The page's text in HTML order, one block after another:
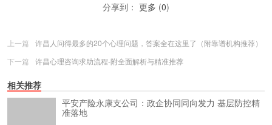
分享到： 更多 (0)
上一篇
许昌人问得最多的20个心理问题，答案全在这里了（附靠谱机构推荐）
下一篇
许昌心理咨询求助流程-附全面解析与精准推荐
相关推荐
平安产险永康支公司：政企协同同向发力 基层防控精
准落地